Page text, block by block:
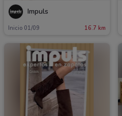
Impuls
Inicio 01/09 16.7 km